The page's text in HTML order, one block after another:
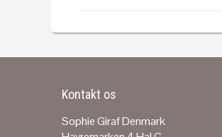
Kontakt os
Sophie Giraf Denmark